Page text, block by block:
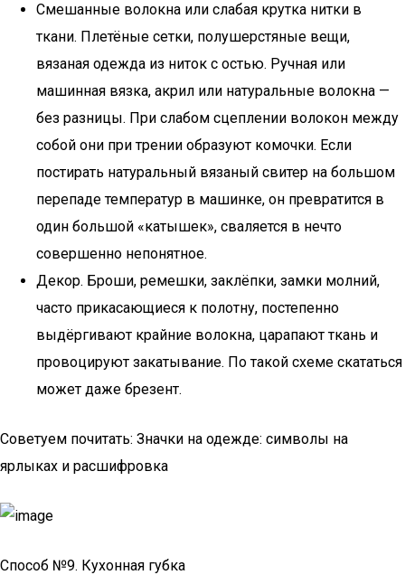
Смешанные волокна или слабая крутка нитки в
ткани. Плетёные сетки, полушерстяные вещи,
вязаная одежда из ниток с остью. Ручная или
машинная вязка, акрил или натуральные волокна —
без разницы. При слабом сцеплении волокон между
собой они при трении образуют комочки. Если
постирать натуральный вязаный свитер на большом
перепаде температур в машинке, он превратится в
один большой «катышек», сваляется в нечто
совершенно непонятное.
Декор. Броши, ремешки, заклёпки, замки молний,
часто прикасающиеся к полотну, постепенно
выдёргивают крайние волокна, царапают ткань и
провоцируют закатывание. По такой схеме скататься
может даже брезент.
Советуем почитать: Значки на одежде: символы на
ярлыках и расшифровка
Способ №9. Кухонная губка